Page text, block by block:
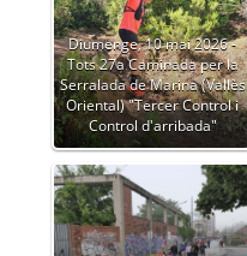
Diumenge, 10 mai 2026 -
Tots 27a Caminada per la
Serralada de Marina (Vallès
Oriental) "Tercer Control i
Control d'arribada"